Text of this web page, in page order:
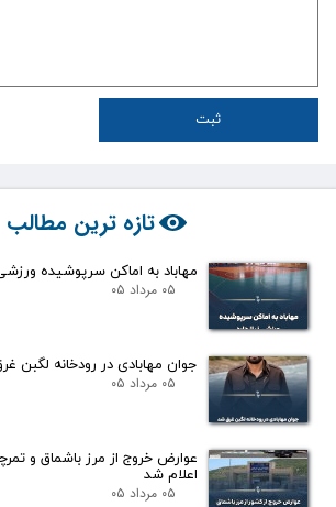
تازه ترین مطالب
مهاباد به اماکن سرپوشیده ورزشی
۰۵ مرداد ۰۵
جوان مهابادی در رودخانه لگبن
۰۵ مرداد ۰۵
عوارض خروج از مرز باشماق و
اعلام شد
۰۵ مرداد ۰۵
ثبت